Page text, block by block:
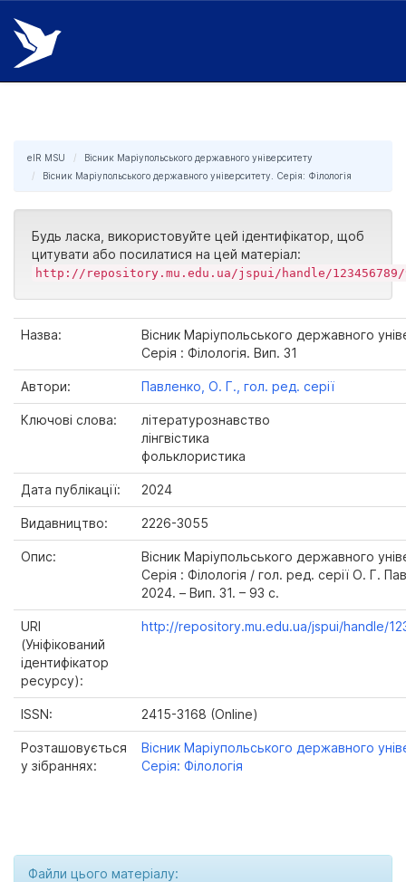
Skip
navigation
eIR MSU
Вісник Маріупольського державного університету
Вісник Маріупольського державного університету. Серія: Філологія
Будь ласка, використовуйте цей ідентифікатор, щоб
цитувати або посилатися на цей матеріал:
http://repository.mu.edu.ua/jspui/handle/123456789/
Назва:
Вісник Маріупольського державного
Серія : Філологія. Вип. 31
Автори: Павленко, О. Г., гол. ред. серії
Ключові слова:
літературознавство
лінгвістика
фольклористика
Дата публікації: 2024
Видавництво: 2226-3055
Опис:
Вісник Маріупольського державного
Серія : Філологія / гол. ред. серії О. Г.
2024. – Вип. 31. – 93 с.
URI
(Уніфікований
ідентифікатор
ресурсу):
http://repository.mu.edu.ua/jspui/handle/
ISSN: 2415-3168 (Online)
Розташовується
у зібраннях:
Вісник Маріупольського державного
Серія: Філологія
Файли цього матеріалу: